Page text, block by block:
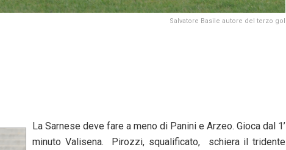
Salvatore Basile autore del terzo gol
La Sarnese deve fare a meno di Panini e Arzeo. Gioca dal 1’
minuto Valisena. Pirozzi, squalificato, schiera il tridente